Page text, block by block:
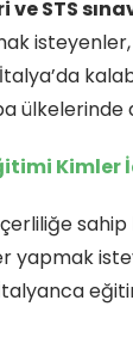
STS
isteyenler,
Kimler
yapmak